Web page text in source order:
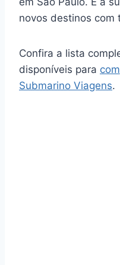
novos destinos com
Confira a lista
disponíveis para
Submarino Viagens.